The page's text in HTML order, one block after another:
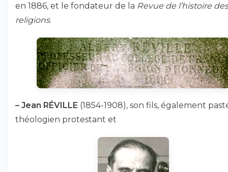
en 1886, et le fondateur de la Revue de l’histoire des
religions.
– Jean RÉVILLE (1854-1908), son fils, également
théologien protestant et